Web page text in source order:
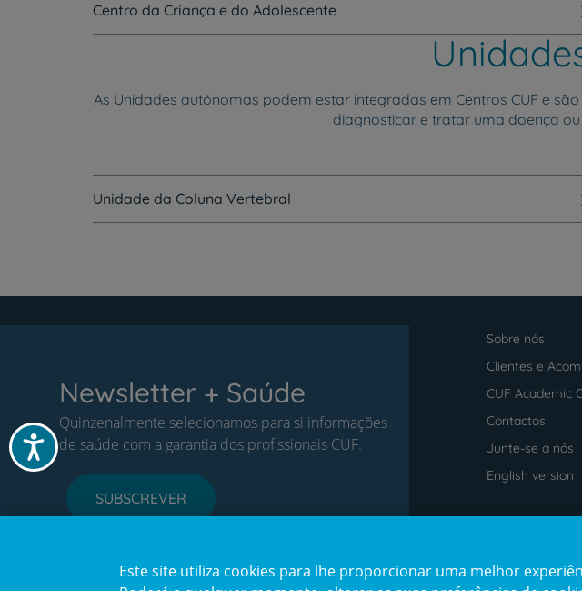
Acessibilidade
Centro da Criança e do Adolescente
As Unidades autónomas podem estar integradas em Centros CUF e
diagnosticar e tratar uma doença
Unidade da Coluna Vertebral
Newsletter + Saúde
Quinzenalmente selecionamos para si informações
de saúde com a garantia dos profissionais CUF.
SUBSCREVER
footer
Sobre nós
Clientes e
CUF Academic
Contactos
Junte-se a nós
English version
Intermediação
Este site utiliza cookies para lhe proporcionar uma melhor